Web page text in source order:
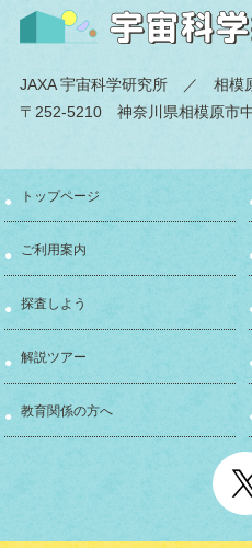
JAXA 宇宙科学研究所／ 相模原
〒252-5210 神奈川県相模原市
トップページ
ご利用案内
探査しよう
解説ツアー
教育関係の方へ